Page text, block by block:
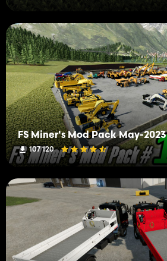
FS Miner's Mod Pack May-2023
107 120